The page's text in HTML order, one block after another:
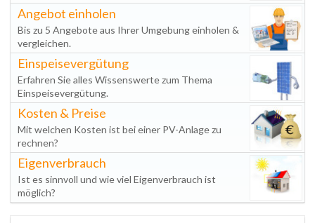
Angebot einholen
Bis zu 5 Angebote aus Ihrer Umgebung einholen &
vergleichen.
Einspeisevergütung
Erfahren Sie alles Wissenswerte zum Thema
Einspeisevergütung.
Kosten & Preise
Mit welchen Kosten ist bei einer PV-Anlage zu
rechnen?
Eigenverbrauch
Ist es sinnvoll und wie viel Eigenverbrauch ist
möglich?